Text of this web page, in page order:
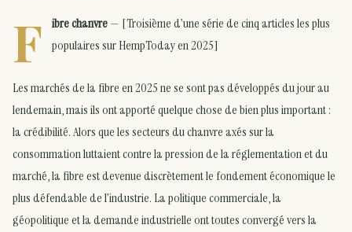
F ibre chanvre— [Troisième d’une série de cinq articles les plus
populaires sur HempToday en 2025]
Les marchés de la fibre en 2025 ne se sont pas développés du jour au
lendemain, mais ils ont apporté quelque chose de bien plus important :
la crédibilité. Alors que les secteurs du chanvre axés sur la
consommation luttaient contre la pression de la réglementation et du
marché, la fibre est devenue discrètement le fondement économique le
plus défendable de l’industrie. La politique commerciale, la
géopolitique et la demande industrielle ont toutes convergé vers la